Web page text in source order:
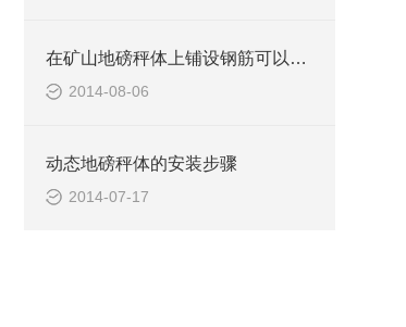
在矿山地磅秤体上铺设钢筋可以防滑
2014-08-06
动态地磅秤体的安装步骤
2014-07-17